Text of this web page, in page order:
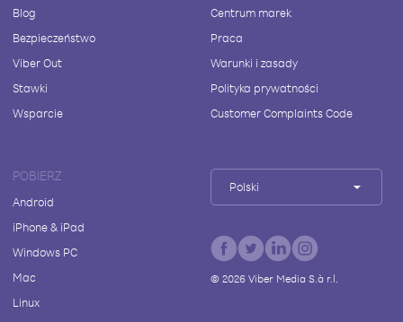
Blog
Bezpieczeństwo
Viber Out
Stawki
Wsparcie
Centrum marek
Praca
Warunki i zasady
Polityka prywatności
Customer Complaints Code
POBIERZ
Android
iPhone & iPad
Windows PC
Mac
Linux
Polski
© 2026Viber Media S.à r.l.